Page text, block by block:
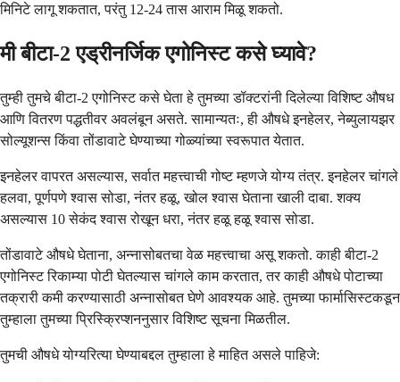
मिनिटे लागू शकतात, परंतु 12-24 तास आराम मिळू शकतो.
मी बीटा-2 एड्रीनर्जिक एगोनिस्ट कसे घ्यावे?
तुम्ही तुमचे बीटा-2 एगोनिस्ट कसे घेता हे तुमच्या डॉक्टरांनी दिलेल्या विशिष्ट औषध
आणि वितरण पद्धतीवर अवलंबून असते. सामान्यतः, ही औषधे इनहेलर, नेब्युलायझर
सोल्यूशन्स किंवा तोंडावाटे घेण्याच्या गोळ्यांच्या स्वरूपात येतात.
इनहेलर वापरत असल्यास, सर्वात महत्त्वाची गोष्ट म्हणजे योग्य तंत्र. इनहेलर चांगले
हलवा, पूर्णपणे श्वास सोडा, नंतर हळू, खोल श्वास घेताना खाली दाबा. शक्य
असल्यास 10 सेकंद श्वास रोखून धरा, नंतर हळू हळू श्वास सोडा.
तोंडावाटे औषधे घेताना, अन्नासोबतचा वेळ महत्त्वाचा असू शकतो. काही बीटा-2
एगोनिस्ट रिकाम्या पोटी घेतल्यास चांगले काम करतात, तर काही औषधे पोटाच्या
तक्रारी कमी करण्यासाठी अन्नासोबत घेणे आवश्यक आहे. तुमच्या फार्मासिस्टकडून
तुम्हाला तुमच्या प्रिस्क्रिप्शननुसार विशिष्ट सूचना मिळतील.
तुमची औषधे योग्यरित्या घेण्याबद्दल तुम्हाला हे माहित असले पाहिजे: